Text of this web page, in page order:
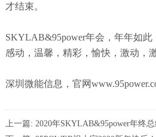
才结束。
SKYLAB&95power年会，年年如此
感动，温馨，精彩，愉快，激动
深圳微能信息 ，官网
上一篇: 2020年SKYLAB&95power年终